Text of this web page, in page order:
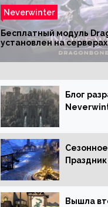
Neverwinter
Бесплатный модуль
установлен на серверах
Блог
Костей
Вышла